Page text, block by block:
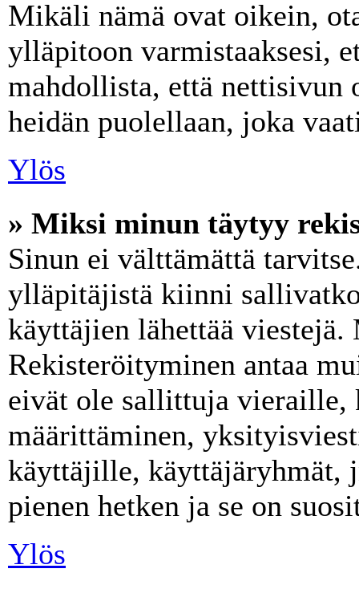
Mikäli nämä ovat oikein,
ylläpitoon varmistaaksesi,
mahdollista, että
heidän puolellaan, joka
Ylös
» Miksi minun täytyy
Sinun ei välttämättä
ylläpitäjistä kiinni
käyttäjien lähettää
Rekisteröityminen antaa
eivät ole sallittuja vieraille,
määrittäminen,
käyttäjille, käyttäjäryhmät,
pienen hetken ja se on
Ylös